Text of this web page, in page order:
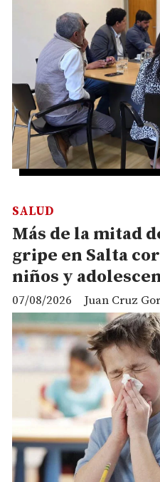
Más de la mitad
gripe en Salta
niños y
Juan Cruz
SALUD
07/08/2026